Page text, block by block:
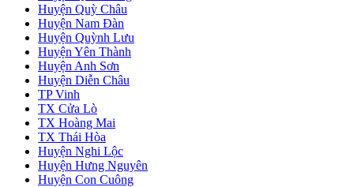
Huyện Quỳ Châu
Huyện Nam Đàn
Huyện Quỳnh Lưu
Huyện Yên Thành
Huyện Anh Sơn
Huyện Diễn Châu
TP Vinh
TX Cửa Lò
TX Hoàng Mai
TX Thái Hòa
Huyện Nghi Lộc
Huyện Hưng Nguyên
Huyện Con Cuông